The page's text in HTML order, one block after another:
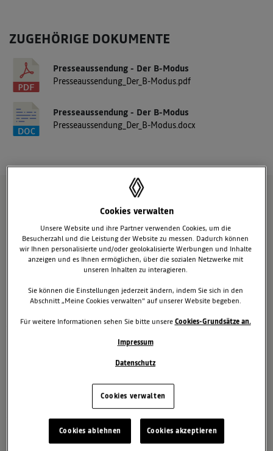
ZUGEHÖRIGE DOKUMENTE
Presseaussendung - Der B-Modus
Presseaussendung_Der_B-Modus.pdf
Presseaussendung - Der B-Modus
Presseaussendung_Der_B-Modus.docx
ZUGEHÖRIGE BILDER
Cookies verwalten
Unsere Website und ihre Partner verwenden Cookies, um die
Besucherzahl und die Leistung der Website zu messen. Dadurch können
wir Ihnen personalisierte und/oder geolokalisierte Werbungen und Inhalte
anzeigen und es Ihnen ermöglichen, über die sozialen Netzwerke mit
unseren Inhalten zu interagieren.
Sie können die Einstellungen jederzeit ändern, indem Sie sich in den
Abschnitt „Meine Cookies verwalten“ auf unserer Website begeben.
Für weitere Informationen sehen Sie bitte unsereCookies-Grundsätze an.
Impressum
Datenschutz
Cookies verwalten
Cookies ablehnen Cookies akzeptieren